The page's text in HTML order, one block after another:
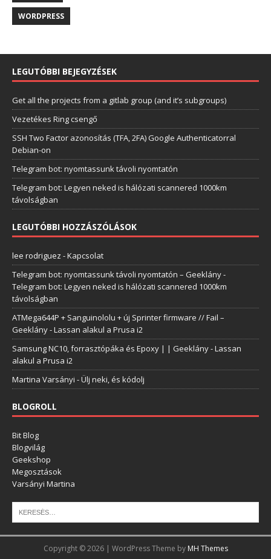
WORDPRESS
LEGUTÓBBI BEJEGYZÉSEK
Get all the projects from a gitlab group (and it’s subgroups)
Vezetékes Ring csengő
SSH Two Factor azonosítás (TFA, 2FA) Google Authenticatorral
Debian-on
Telegram bot: nyomtassunk távoli nyomtatón
Telegram bot: Legyen neked is hálózati scannered 1000km
távolságban
LEGUTÓBBI HOZZÁSZÓLÁSOK
lee rodriguez -Kapcsolat
Telegram bot: nyomtassunk távoli nyomtatón – Geeklány-
Telegram bot: Legyen neked is hálózati scannered 1000km
távolságban
ATMega644P + Sanguinololu + új Sprinter firmware // Fail –
Geeklány-Lassan alakul a Prusa i2
Samsung NC10, forrasztópáka és Epoxy | | Geeklány-Lassan
alakul a Prusa i2
Martina Varsányi -Ülj neki, és kódolj
BLOGROLL
Bit Blog
Blogvilág
Geekshop
Megosztások
Varsányi Martina
Copyright © 2026 | WordPress Theme by MH Themes